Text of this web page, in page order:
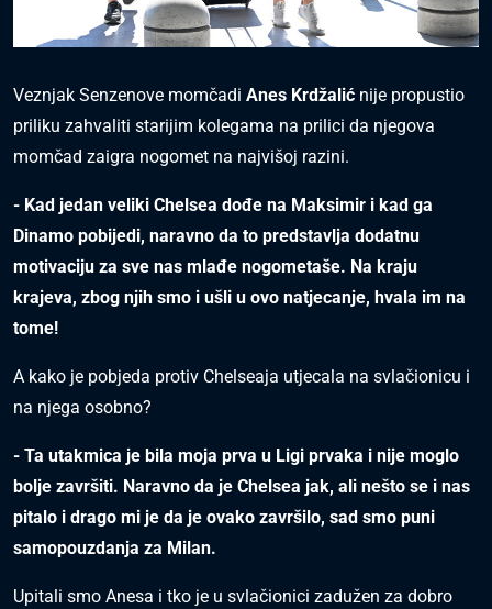
Veznjak Senzenove momčadi Anes Krdžalić nije propustio
priliku zahvaliti starijim kolegama na prilici da njegova
momčad zaigra nogomet na najvišoj razini.
- Kad jedan veliki Chelsea dođe na Maksimir i kad ga
Dinamo pobijedi, naravno da to predstavlja dodatnu
motivaciju za sve nas mlađe nogometaše. Na kraju
krajeva, zbog njih smo i ušli u ovo natjecanje, hvala im na
tome!
A kako je pobjeda protiv Chelseaja utjecala na svlačionicu i
na njega osobno?
- Ta utakmica je bila moja prva u Ligi prvaka i nije moglo
bolje završiti. Naravno da je Chelsea jak, ali nešto se i nas
pitalo i drago mi je da je ovako završilo, sad smo puni
samopouzdanja za Milan.
Upitali smo Anesa i tko je u svlačionici zadužen za dobro